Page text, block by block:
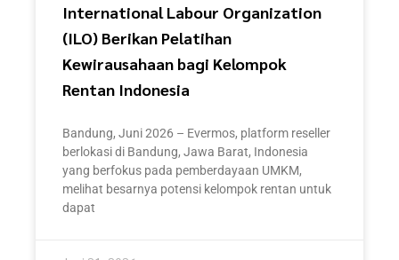
International Labour Organization
(ILO) Berikan Pelatihan
Kewirausahaan bagi Kelompok
Rentan Indonesia
Bandung, Juni 2026 – Evermos, platform reseller
berlokasi di Bandung, Jawa Barat, Indonesia
yang berfokus pada pemberdayaan UMKM,
melihat besarnya potensi kelompok rentan untuk
dapat